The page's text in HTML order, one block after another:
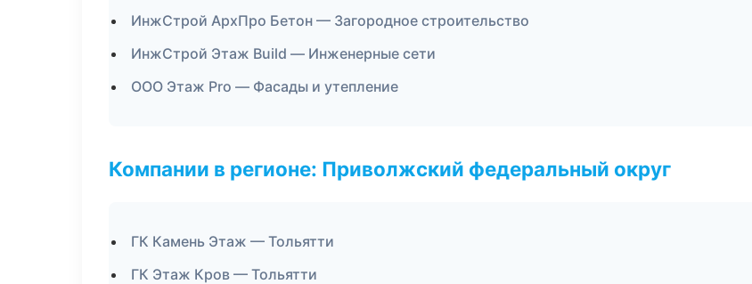
ИнжСтрой АрхПро Бетон — Загородное строительство
ИнжСтрой Этаж Build — Инженерные сети
ООО Этаж Pro — Фасады и утепление
Компании в регионе: Приволжский федеральный округ
ГК Камень Этаж — Тольятти
ГК Этаж Кров — Тольятти